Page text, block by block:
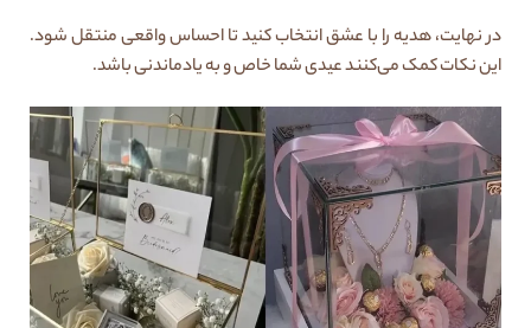
در نهایت، هدیه را با عشق انتخاب کنید تا احساس واقعی منتقل شود.
این نکات کمک می‌کنند عیدی شما خاص و به یادماندنی باشد.